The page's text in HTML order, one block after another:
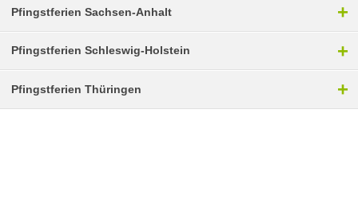
Pfingstferien Sachsen-Anhalt +
Pfingstferien Schleswig-Holstein +
Pfingstferien Thüringen +